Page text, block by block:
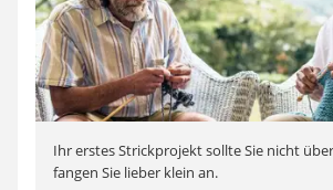
Ihr erstes Strickprojekt sollte Sie nicht
fangen Sie lieber klein an.